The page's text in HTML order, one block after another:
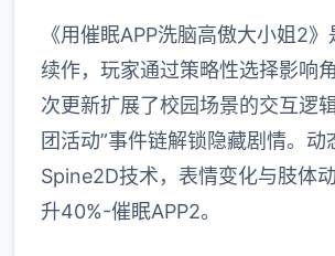
《用催眠APP洗脑高傲大小姐2》
续作，玩家通过策略性选择影响
次更新扩展了校园场景的交互逻
团活动”事件链解锁隐藏剧情。动
Spine2D技术，表情变化与肢体
升40%-催眠APP2。